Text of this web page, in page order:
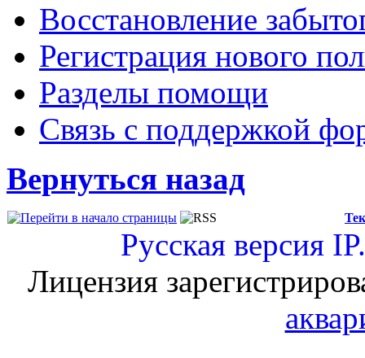
Восстановление
Регистрация нового
Разделы помощи
Связь с поддержкой
Вернуться назад
Русская версия
Лицензия